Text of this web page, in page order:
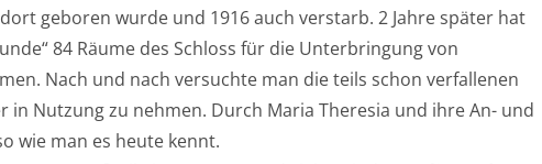
dort geboren wurde und 1916 auch verstarb. 2 Jahre später hat
84 Räume des Schloss für die Unterbringung von
Nach und nach versuchte man die teils schon verfallenen
in Nutzung zu nehmen. Durch Maria Theresia und ihre An- und
wie man es heute kennt.